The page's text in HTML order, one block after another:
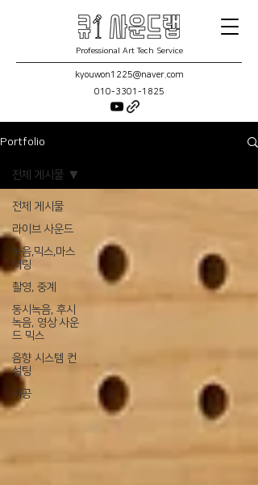
Professional Art Tech Service
kyouwon1225@naver.com
010-3301-1825
Portfolio
전체 게시물
라이브 사운드
녹음,믹스,마스
터링
촬영, 중계
동시녹음, 후시
녹음, 영상 사운
드 믹스
음향 시스템 컨
설팅
시공
전체 게시물